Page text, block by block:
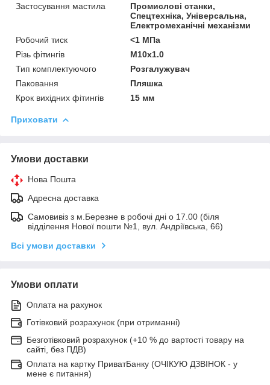
Застосування мастила
Промислові станки,
Спецтехніка, Універсальна,
Електромеханічні механізми
Робочий тиск
<1 МПа
Різь фітингів
М10х1.0
Тип комплектуючого
Розгалужувач
Паковання
Пляшка
Крок вихідних фітингів
15 мм
Приховати
Умови доставки
Нова Пошта
Адресна доставка
Самовивіз з м.Березне в робочі дні о 17.00 (біля
відділення Нової пошти №1, вул. Андріївська, 66)
Всі умови доставки
Умови оплати
Оплата на рахунок
Готівковий розрахунок (при отриманні)
Безготівковий розрахунок (+10 % до вартості товару на
сайті, без ПДВ)
Оплата на картку ПриватБанку (ОЧІКУЮ ДЗВІНОК - у
мене є питання)